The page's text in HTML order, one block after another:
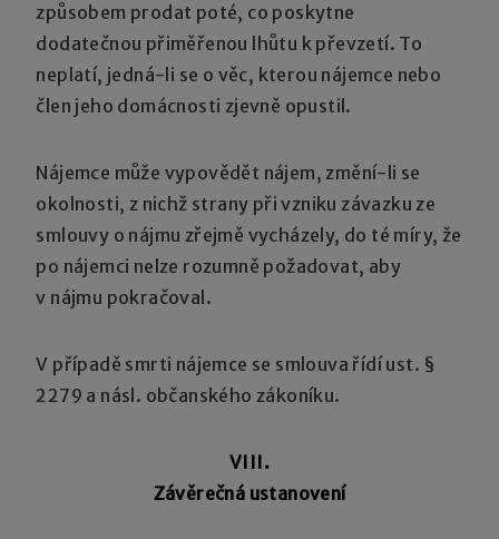
způsobem prodat poté, co poskytne
dodatečnou přiměřenou lhůtu k převzetí. To
neplatí, jedná-li se o věc, kterou nájemce nebo
člen jeho domácnosti zjevně opustil.
Nájemce může vypovědět nájem, změní-li se
okolnosti, z nichž strany při vzniku závazku ze
smlouvy o nájmu zřejmě vycházely, do té míry, že
po nájemci nelze rozumně požadovat, aby
v nájmu pokračoval.
V případě smrti nájemce se smlouva řídí ust. §
2279 a násl. občanského zákoníku.
VIII.
Závěrečná ustanovení